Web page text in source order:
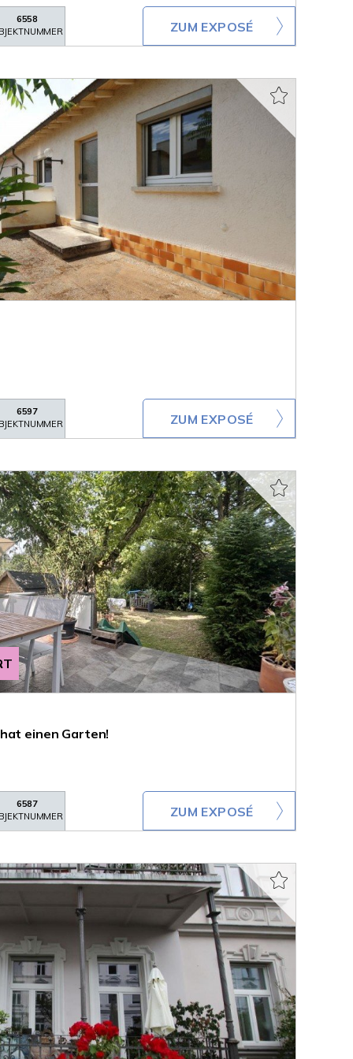
6558
ZUM EXPOSÉ
6597
ZUM EXPOSÉ
hat einen Garten!
6587
ZUM EXPOSÉ